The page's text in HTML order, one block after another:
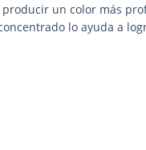
un color más
lo ayuda a